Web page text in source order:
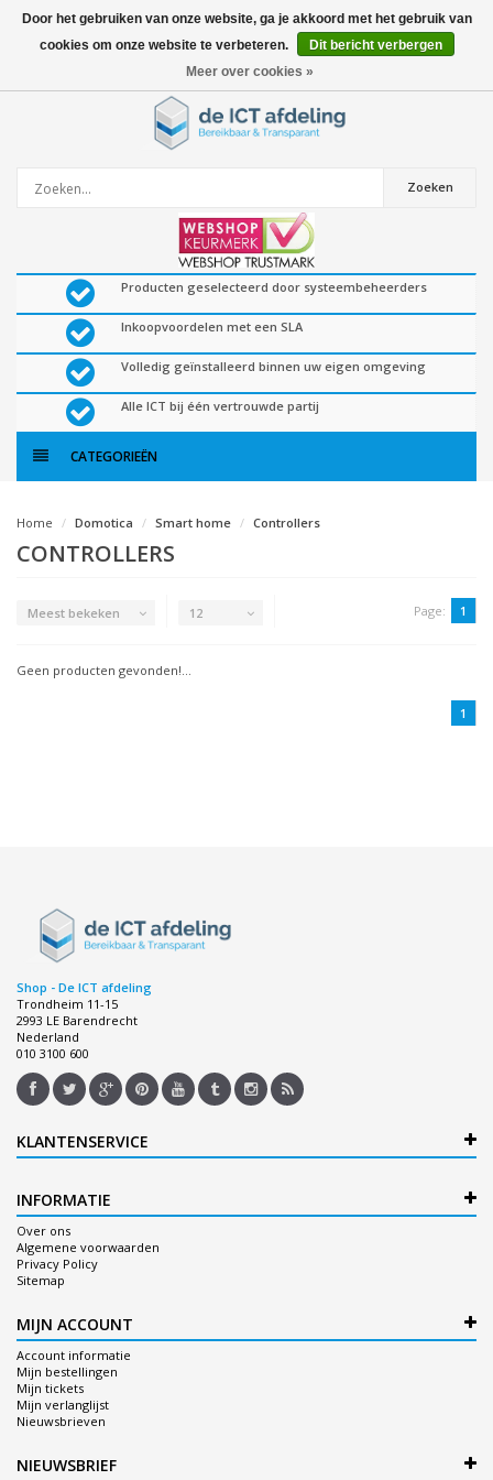
0artikelen
Zoeken
Producten geselecteerd door systeembeheerders
Inkoopvoordelen met een SLA
Volledig geïnstalleerd binnen uw eigen omgeving
Alle ICT bij één vertrouwde partij
CATEGORIEËN
Home Domotica Smart home Controllers
CONTROLLERS
Meest bekeken 12 Page: 1
Geen producten gevonden!...
1
Shop - De ICT afdeling
Trondheim 11-15
2993 LE Barendrecht
Nederland
010 3100 600
KLANTENSERVICE
INFORMATIE
Over ons
Algemene voorwaarden
Privacy Policy
Sitemap
MIJN ACCOUNT
Account informatie
Mijn bestellingen
Mijn tickets
Mijn verlanglijst
Nieuwsbrieven
NIEUWSBRIEF
Door het gebruiken van onze website, ga je akkoord met het gebruik van
cookies om onze website te verbeteren.
Dit bericht verbergen
Meer over cookies »